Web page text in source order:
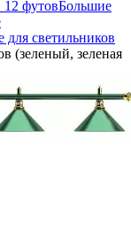
12 футовБольшие
светильников
(зеленый, зеленая